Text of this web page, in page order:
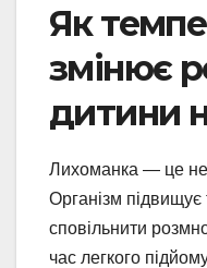
Як
змінює
дитини
Лихоманка — це не
Організм
сповільнити
час легкого